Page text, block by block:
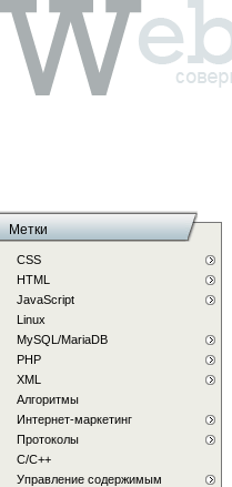
Метки
CSS
HTML
JavaScript
Linux
MySQL/MariaDB
PHP
XML
Алгоритмы
Интернет-маркетинг
Протоколы
С/C++
Управление содержимым